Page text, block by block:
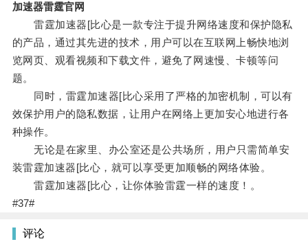
加速器雷霆官网
雷霆加速器[比心是一款专注于提升网络速度和保护隐私
的产品，通过其先进的技术，用户可以在互联网上畅快地浏
览网页、观看视频和下载文件，避免了网速慢、卡顿等问
题。
同时，雷霆加速器[比心采用了严格的加密机制，可以有
效保护用户的隐私数据，让用户在网络上更加安心地进行各
种操作。
无论是在家里、办公室还是公共场所，用户只需简单安
装雷霆加速器[比心，就可以享受更加顺畅的网络体验。
雷霆加速器[比心，让你体验雷霆一样的速度！。
#37#
评论